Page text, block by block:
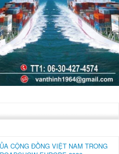
CỘNG ĐỒNG VIỆT NAM TRONG